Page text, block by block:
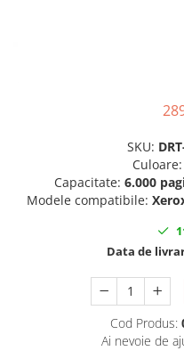
Accesorii imprimante 3D
Filament imprimanta 3D
Laptopuri / notebookuri
Laptopuri gaming
Laptop-uri 2 in 1
SKU:
Culoare:
Capacitate: 6.000
Modele compatibile:
Data de
Cod Produs:
Ai nevoie de